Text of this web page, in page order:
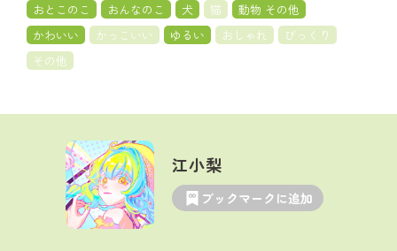
おとこのこ おんなのこ 犬 猫
動物 その他
かわいい
かっこいい ゆるい おしゃれ
びっくり
その他
江小梨
ブックマークに追加